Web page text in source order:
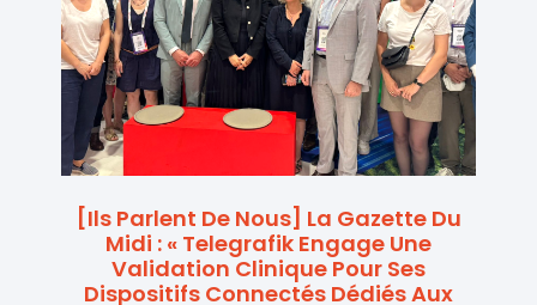
[Ils Parlent De Nous] La Gazette Du
Midi : « Telegrafik Engage Une
Validation Clinique Pour Ses
Dispositifs Connectés Dédiés Aux